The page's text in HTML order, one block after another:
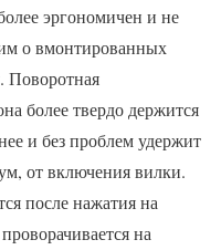
эргономичен и не
о вмонтированных
Поворотная
более твердо держится
и без проблем удержит
от включения вилки.
после нажатия на
на